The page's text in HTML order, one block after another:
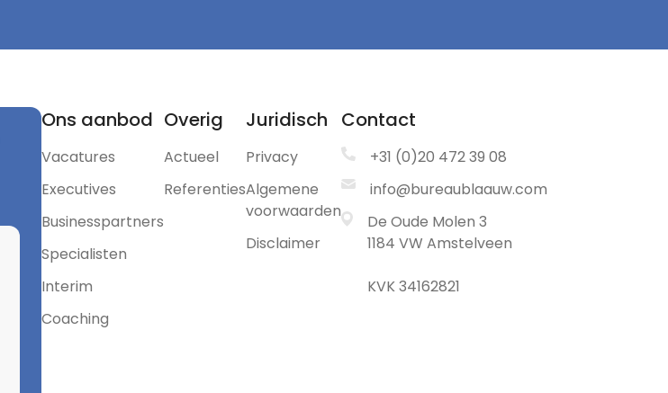
Ons aanbod
Vacatures
Executives
Businesspartners
Specialisten
Interim
Coaching
Overig
Actueel
Referenties
Juridisch
Privacy
Algemene
voorwaarden
Disclaimer
Contact
+31 (0)20 472 39 08
info@bureaublaauw.com
De Oude Molen 3
1184 VW Amstelveen
KVK 34162821